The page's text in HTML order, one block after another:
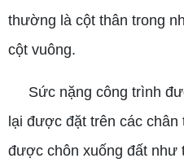
thường là cột thân trong
cột vuông.
Sức nặng công trình
lại được đặt trên các chân
được chôn xuống đất như